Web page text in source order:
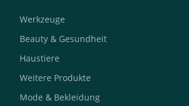
Werkzeuge
Beauty & Gesundheit
Haustiere
Weitere Produkte
Mode & Bekleidung